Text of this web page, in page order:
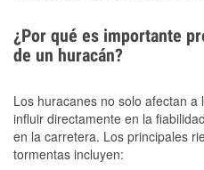
¿Por qué es importante
de un huracán?
Los huracanes no solo afectan
influir directamente en la
en la carretera. Los principales
tormentas incluyen: